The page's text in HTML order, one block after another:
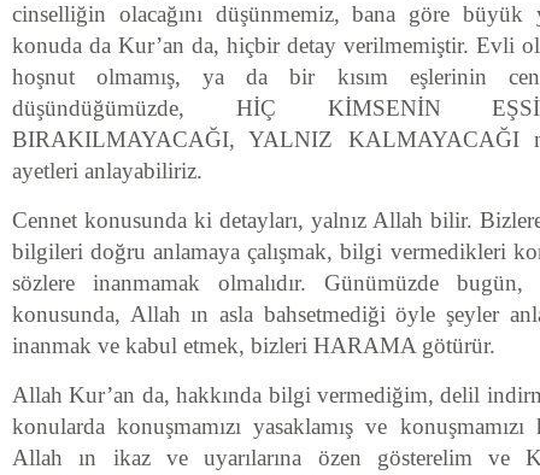
cinselliğin olacağını düşünmemiz, bana göre
konuda da Kur’an da, hiçbir detay verilmemiştir. Evli
hoşnut olmamış, ya da bir kısım eşlerinin
düşündüğümüzde, HİÇ KİMSENİN
BIRAKILMAYACAĞI, YALNIZ KALMAYACAĞI
ayetleri anlayabiliriz.
Cennet konusunda ki detayları, yalnız Allah bilir.
bilgileri doğru anlamaya çalışmak, bilgi vermedikleri
sözlere inanmamak olmalıdır. Günümüzde
konusunda, Allah ın asla bahsetmediği öyle şeyler
inanmak ve kabul etmek, bizleri HARAMA götürür.
Allah Kur’an da, hakkında bilgi vermediğim, delil
konularda konuşmamızı yasaklamış ve konuşmamızı
Allah ın ikaz ve uyarılarına özen gösterelim ve